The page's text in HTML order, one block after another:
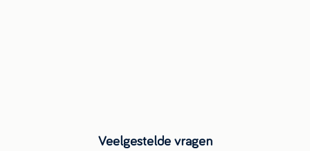
Veelgestelde vragen